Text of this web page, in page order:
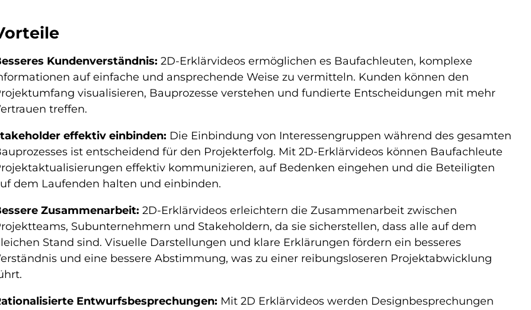
Kundenverständnis: 2D-Erklärvideos ermöglichen es Baufachleuten, komplexe
auf einfache und ansprechende Weise zu vermitteln. Kunden können den
visualisieren, Bauprozesse verstehen und fundierte Entscheidungen mit mehr
treffen.
effektiv einbinden: Die Einbindung von Interessengruppen während des gesamten
ist entscheidend für den Projekterfolg. Mit 2D-Erklärvideos können Baufachleute
effektiv kommunizieren, auf Bedenken eingehen und die Beteiligten
dem Laufenden halten und einbinden.
Zusammenarbeit: 2D-Erklärvideos erleichtern die Zusammenarbeit zwischen
Subunternehmern und Stakeholdern, da sie sicherstellen, dass alle auf dem
Stand sind. Visuelle Darstellungen und klare Erklärungen fördern ein besseres
und eine bessere Abstimmung, was zu einer reibungsloseren Projektabwicklung
Entwurfsbesprechungen: Mit 2D Erklärvideos werden Designbesprechungen